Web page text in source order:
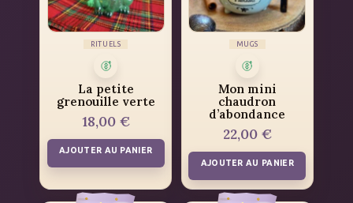
RITUELS
La petite
grenouille verte
18,00 €
AJOUTER AU PANIER
MUGS
Mon mini
chaudron
d’abondance
22,00 €
AJOUTER AU PANIER